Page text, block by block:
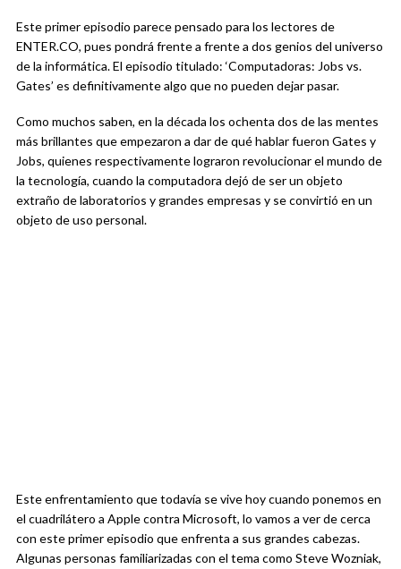
Este primer episodio parece pensado para los lectores de
ENTER.CO, pues pondrá frente a frente a dos genios del universo
de la informática. El episodio titulado: ‘Computadoras: Jobs vs.
Gates’ es definitivamente algo que no pueden dejar pasar.
Como muchos saben, en la década los ochenta dos de las mentes
más brillantes que empezaron a dar de qué hablar fueron Gates y
Jobs, quienes respectivamente lograron revolucionar el mundo de
la tecnología, cuando la computadora dejó de ser un objeto
extraño de laboratorios y grandes empresas y se convirtió en un
objeto de uso personal.
Este enfrentamiento que todavía se vive hoy cuando ponemos en
el cuadrilátero a Apple contra Microsoft, lo vamos a ver de cerca
con este primer episodio que enfrenta a sus grandes cabezas.
Algunas personas familiarizadas con el tema como Steve Wozniak,